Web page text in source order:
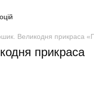
Великодня прикраса
прикраса